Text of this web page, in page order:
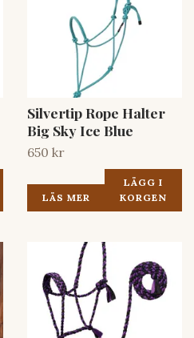
Silvertip Rope Halter
Big Sky Ice Blue
650 kr
LÄS MER
LÄGG I
KORGEN